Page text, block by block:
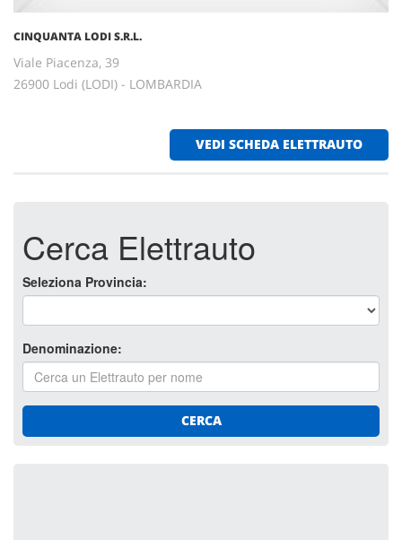
CINQUANTA LODI S.R.L.
Viale Piacenza, 39
26900 Lodi (LODI) - LOMBARDIA
VEDI SCHEDA ELETTRAUTO
Cerca Elettrauto
Seleziona Provincia:
Denominazione:
CERCA